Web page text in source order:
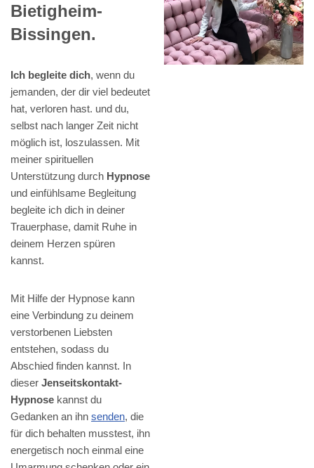
Bietigheim-
Bissingen.
Ich begleite dich, wenn du
jemanden, der dir viel bedeutet
hat, verloren hast. und du,
selbst nach langer Zeit nicht
möglich ist, loszulassen. Mit
meiner spirituellen
Unterstützung durch Hypnose
und einfühlsame Begleitung
begleite ich dich in deiner
Trauerphase, damit Ruhe in
deinem Herzen spüren
kannst.
Mit Hilfe der Hypnose kann
eine Verbindung zu deinem
verstorbenen Liebsten
entstehen, sodass du
Abschied finden kannst. In
dieser Jenseitskontakt-
Hypnose kannst du
Gedanken an ihn senden, die
für dich behalten musstest, ihn
energetisch noch einmal eine